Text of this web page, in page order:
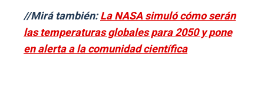
//Mirá también:La NASA simuló cómo serán
las temperaturas globales para 2050 y pone
en alerta a la comunidad científica